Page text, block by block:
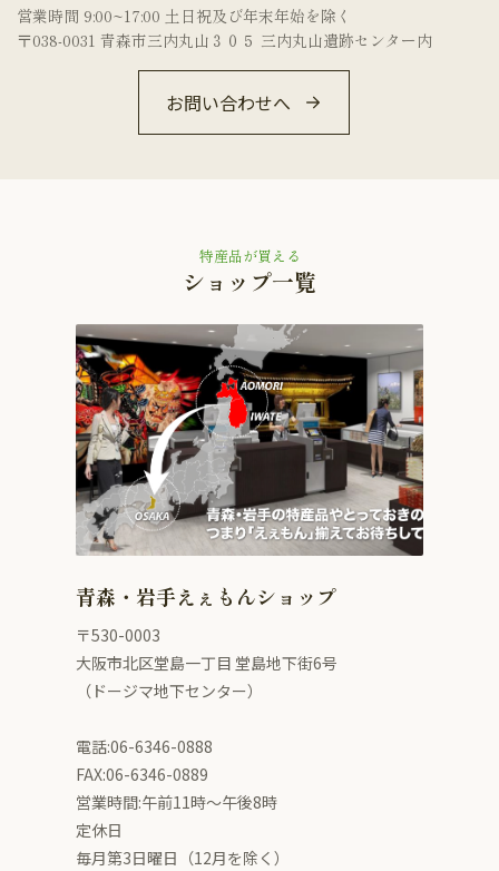
営業時間 9:00~17:00 土日祝及び年末年始を除く
〒038-0031 青森市三内丸山３０５ 三内丸山遺跡センター内
お問い合わせへ
特産品が買える
ショップ一覧
青森・岩手えぇもんショップ
〒530-0003
大阪市北区堂島一丁目 堂島地下街6号
（ドージマ地下センター）
電話:06-6346-0888
FAX:06-6346-0889
営業時間:午前11時～午後8時
定休日
毎月第3日曜日（12月を除く）